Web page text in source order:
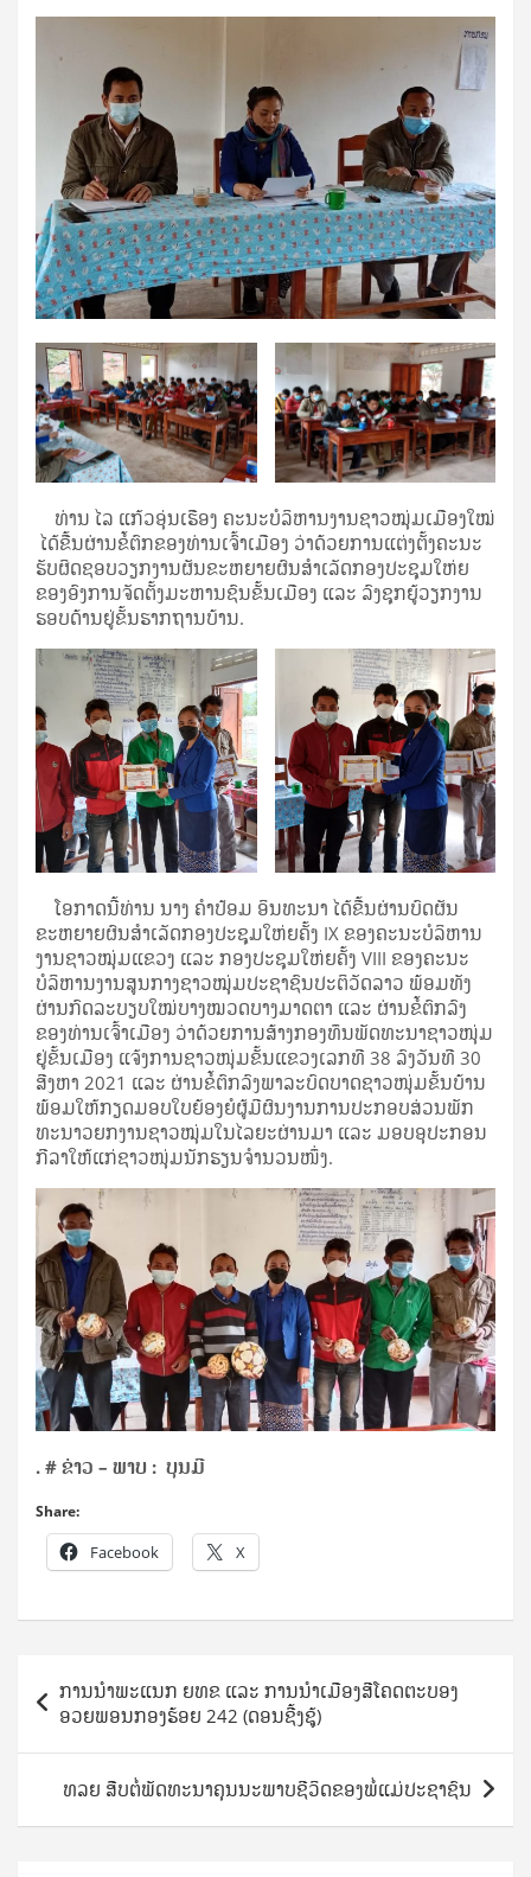
ທ່ານ ໄລ ແກ້ວອຸ່ນເຮືອງ ຄະນະບໍລິຫານງານຊາວໝຸ່ມເມືອງໃໝ່
ໄດ້ຂື້ນຜ່ານຂໍ້ຕົກຂອງທ່ານເຈົ້າເມືອງ ວ່າດ້ວຍການແຕ່ງຕັ້ງຄະນະ
ຮັບຜິດຊອບວຽກງານຜັນຂະຫຍາຍຜົນສຳເລັດກອງປະຊຸມໃຫ່ຍ
ຂອງອົງການຈັດຕັ້ງມະຫານຊົນຂັ້ນເມືອງ ແລະ ລົງຊຸກຍູ້ວຽກງານ
ຮອບດ້ານຢູ່ຂັ້ນຮາກຖານບ້ານ.
ໂອກາດນີ້ທ່ານ ນາງ ຄໍາປ້ອມ ອິນທະນາ ໄດ້ຂື້ນຜ່ານບົດຜັນ
ຂະຫຍາຍຜົນສຳເລັດກອງປະຊຸມໃຫ່ຍຄັ້ງ IX ຂອງຄະນະບໍລິຫານ
ງານຊາວໝຸ່ມແຂວງ ແລະ ກອງປະຊຸມໃຫ່ຍຄັ້ງ VIII ຂອງຄະນະ
ບໍລິຫານງານສູນກາງຊາວໝຸ່ມປະຊາຊົນປະຕິວັດລາວ ພ້ອມທັງ
ຜ່ານກົດລະບຽບໃໝ່ບາງໝວດບາງມາດຕາ ແລະ ຜ່ານຂໍ້ຕົກລົງ
ຂອງທ່ານເຈົ້າເມືອງ ວ່າດ້ວຍການສ້າງກອງທຶນພັດທະນາຊາວໜຸ່ມ
ຢູ່ຂັ້ນເມືອງ ແຈ້ງການຊາວໜຸ່ມຂັ້ນແຂວງເລກທີ 38 ລົງວັນທີ 30
ສີງຫາ 2021 ແລະ ຜ່ານຂໍ້ຕົກລົງພາລະບົດບາດຊາວໜຸ່ມຂັ້ນບ້ານ
ພ້ອມໃຫ້ກຽດມອບໃບຍ້ອງຍໍຜູ້ມີຜົນງານການປະກອບສ່ວນພັກ
ທະນາວຍກງານຊາວໝຸ່ມໃນໄລຍະຜ່ານມາ ແລະ ມອບອຸປະກອນ
ກີລາໃຫ້ແກ່ຊາວໜຸ່ມນັກຮຽນຈຳນວນໜຶ່ງ.
. # ຂ່າວ – ພາບ : ບຸນມີ
Share:
Facebook X
navigation
ການນຳພະແນກ ຍທຂ ແລະ ການນຳເມືອງສີໂຄດຕະບອງ
ອວຍພອນກອງຮ້ອຍ 242 (ດອນຊີ້ງຊູ້)
ທລຍ ສືບຕໍ່ພັດທະນາຄຸນນະພາບຊີວິດຂອງພໍ່ແມ່ປະຊາຊົນ